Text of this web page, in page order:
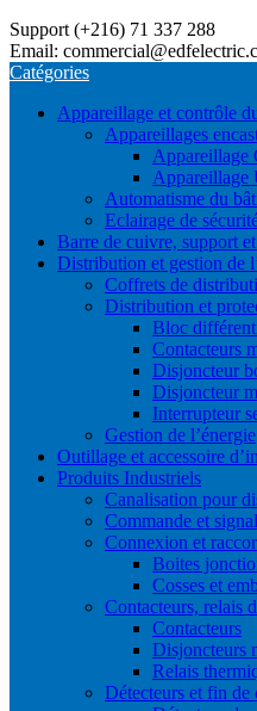
Support (+216) 71 337 288
Email:
Catégories
Appareillage et contrôle
Appareillages
Appareillage
Appareillage
Automatisme du
Eclairage de
Barre de cuivre, support
Distribution et gestion de
Coffrets de
Distribution et
Bloc
Contacteurs
Disjoncteur
Disjoncteur
Interrupteur
Gestion de l’énergie
Outillage et accessoire
Produits Industriels
Canalisation pour
Commande et
Connexion et
Boites
Cosses et
Contacteurs, relais
Contacteurs
Disjoncteurs
Relais
Détecteurs et fin de